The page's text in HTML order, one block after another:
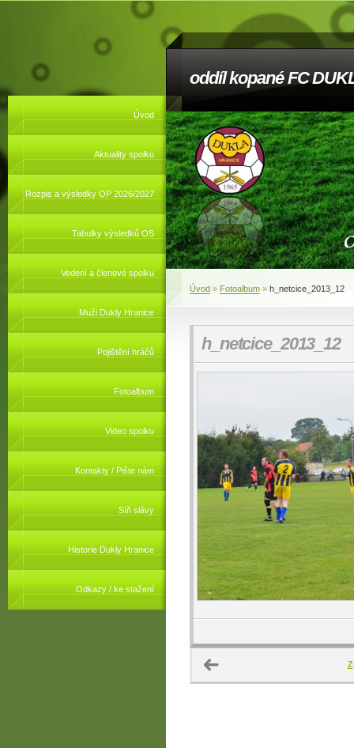
oddíl kopané FC
Úvod
Aktuality spolku
Rozpis a výsledky OP 2026/2027
Tabulky výsledků OS
Vedení a členové spolku
Muži Dukly Hranice
Pojištění hráčů
Fotoalbum
Video spolku
Kontakty / Pište nám
Síň slávy
Historie Dukly Hranice
Odkazy / ke stažení
Úvod » Fotoalbum » h_netcice_2013_12
h_netcice_2013_12